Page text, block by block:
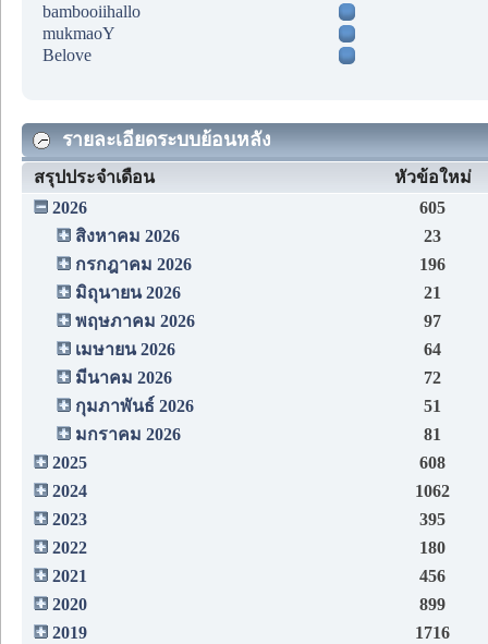
bambooiihallo
mukmaoY
Belove
รายละเอียดระบบย้อนหลัง
สรุปประจำเดือน
หัวข้อใหม่
2026
605
สิงหาคม 2026
23
กรกฎาคม 2026
196
มิถุนายน 2026
21
พฤษภาคม 2026
97
เมษายน 2026
64
มีนาคม 2026
72
กุมภาพันธ์ 2026
51
มกราคม 2026
81
2025
608
2024
1062
2023
395
2022
180
2021
456
2020
899
2019
1716